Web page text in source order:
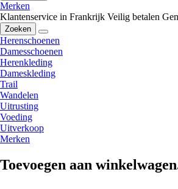
Merken
Klantenservice in Frankrijk Veilig betalen
Zoeken
Herenschoenen
Damesschoenen
Herenkleding
Dameskleding
Trail
Wandelen
Uitrusting
Voeding
Uitverkoop
Merken
Toevoegen aan